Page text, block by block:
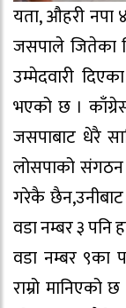
यता, औहरी नपा
जसपाले जितेका
उम्मेदवारी
भएको छ ।
जसपाबाट धेरै
लोसपाको संगठन
गरेकै
वडा नम्बर ३ पनि
वडा नम्बर ९का
राम्रो